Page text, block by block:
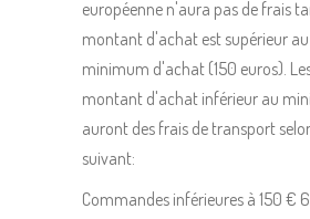
européenne n'aura pas de frais
montant d'achat est supérieur
minimum d'achat (150 euros).
montant d'achat inférieur au
auront des frais de transport
suivant:
Commandes inférieures à 150 €